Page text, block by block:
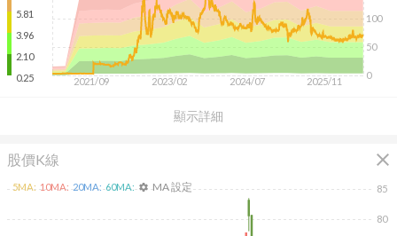
顯示詳細
5.81
3.96
2.10
0.25
2021/09 2023/02 2024/07 2025/11
0
50
100
股價K線 close
80
85
5MA: 10MA: 20MA: 60MA: settings MA 設定